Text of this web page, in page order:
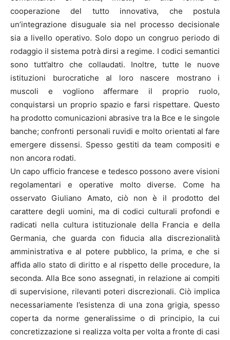
cooperazione del tutto innovativa, che postula
un’integrazione disuguale sia nel processo decisionale
sia a livello operativo. Solo dopo un congruo periodo di
rodaggio il sistema potrà dirsi a regime. I codici semantici
sono tutt’altro che collaudati. Inoltre, tutte le nuove
istituzioni burocratiche al loro nascere mostrano i
muscoli e vogliono affermare il proprio ruolo,
conquistarsi un proprio spazio e farsi rispettare. Questo
ha prodotto comunicazioni abrasive tra la Bce e le singole
banche; confronti personali ruvidi e molto orientati al fare
emergere dissensi. Spesso gestiti da team compositi e
non ancora rodati.
Un capo ufficio francese e tedesco possono avere visioni
regolamentari e operative molto diverse. Come ha
osservato Giuliano Amato, ciò non è il prodotto del
carattere degli uomini, ma di codici culturali profondi e
radicati nella cultura istituzionale della Francia e della
Germania, che guarda con fiducia alla discrezionalità
amministrativa e al potere pubblico, la prima, e che si
affida allo stato di diritto e al rispetto delle procedure, la
seconda. Alla Bce sono assegnati, in relazione ai compiti
di supervisione, rilevanti poteri discrezionali. Ciò implica
necessariamente l’esistenza di una zona grigia, spesso
coperta da norme generalissime o di principio, la cui
concretizzazione si realizza volta per volta a fronte di casi